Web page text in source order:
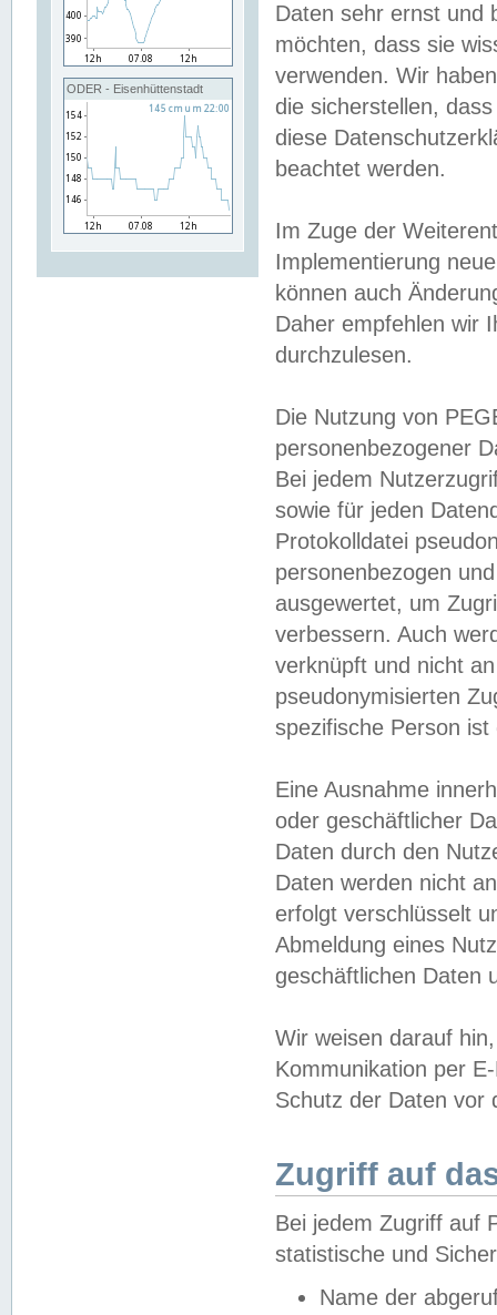
ODER - Eisenhüttenstadt
Daten sehr ernst und
möchten, dass sie
verwenden. Wir
die sicherstellen,
diese
beachtet werden.
Im Zuge der
Implementierung
können auch
Daher empfehlen wir
durchzulesen.
Die Nutzung von
personenbezogener
Bei jedem
sowie für jeden
Protokolldatei
personenbezogen
ausgewertet, um
verbessern. Auch
verknüpft und nicht
pseudonymisierten
spezifische Person
Eine Ausnahme
oder geschäftlicher
Daten durch den
Daten werden nicht
erfolgt verschlüsselt
Abmeldung eines
geschäftlichen Daten
Wir weisen darauf
Kommunikation per
Schutz der Daten vor
Zugriff auf
Bei jedem Zugriff auf
statistische und
Name der